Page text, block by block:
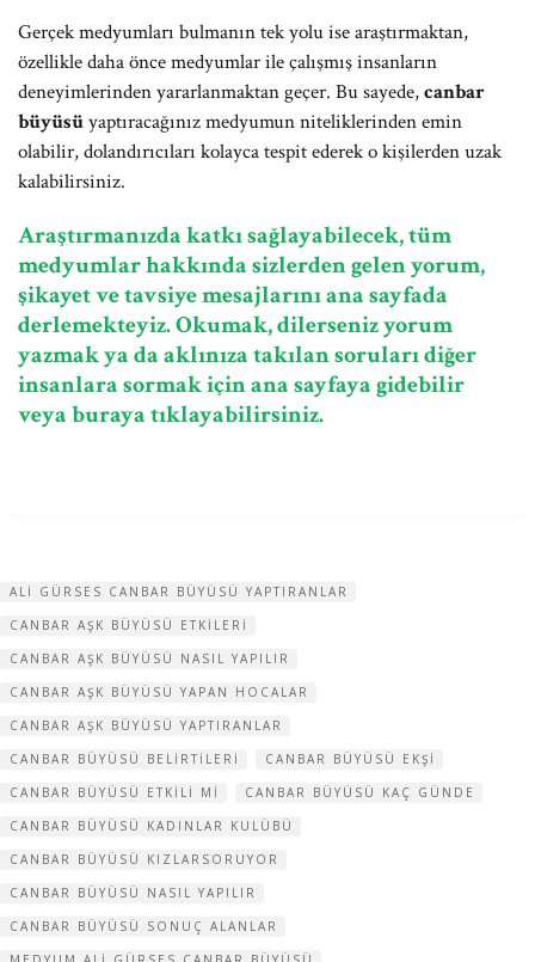
Gerçek medyumları bulmanın tek yolu ise araştırmaktan,
özellikle daha önce medyumlar ile çalışmış insanların
deneyimlerinden yararlanmaktan geçer. Bu sayede,canbar
büyüsüyaptıracağınız medyumun niteliklerinden emin
olabilir, dolandırıcıları kolayca tespit ederek o kişilerden uzak
kalabilirsiniz.
Araştırmanızda katkı sağlayabilecek, tüm
medyumlar hakkında sizlerden gelen yorum,
şikayet ve tavsiye mesajlarını ana sayfada
derlemekteyiz. Okumak, dilerseniz yorum
yazmak ya da aklınıza takılan soruları diğer
insanlara sormak için ana sayfaya gidebilir
veya buraya tıklayabilirsiniz.
ALI GÜRSES CANBAR BÜYÜSÜ YAPTIRANLAR
CANBAR AŞK BÜYÜSÜ ETKILERI
CANBAR AŞK BÜYÜSÜ NASIL YAPILIR
CANBAR AŞK BÜYÜSÜ YAPAN HOCALAR
CANBAR AŞK BÜYÜSÜ YAPTIRANLAR
CANBAR BÜYÜSÜ BELIRTILERI
CANBAR BÜYÜSÜ EKŞI
CANBAR BÜYÜSÜ ETKILI MI
CANBAR BÜYÜSÜ KAÇ GÜNDE
CANBAR BÜYÜSÜ KADINLAR KULÜBÜ
CANBAR BÜYÜSÜ KIZLARSORUYOR
CANBAR BÜYÜSÜ NASIL YAPILIR
CANBAR BÜYÜSÜ SONUÇ ALANLAR